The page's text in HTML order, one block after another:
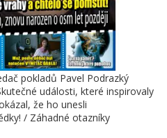
pokladů Pavel Podrazký
události, které inspirovaly
že ho unesli
/ Záhadné otazníky